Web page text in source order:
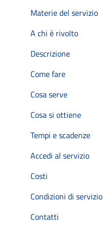
Materie del servizio
A chi è rivolto
Descrizione
Come fare
Cosa serve
Cosa si ottiene
Tempi e scadenze
Accedi al servizio
Costi
Condizioni di servizio
Contatti